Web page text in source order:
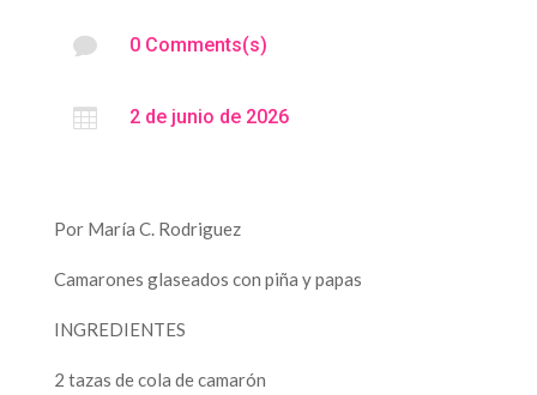
 0 Comments(s)
 2 de junio de 2026
Por María C. Rodriguez
Camarones glaseados con piña y papas
INGREDIENTES
2 tazas de cola de camarón